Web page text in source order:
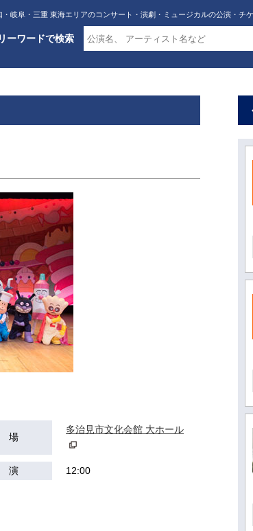
・岐阜・三重 東海エリアのコンサート・演劇・ミュージカルの公演・チ
ーワードで検索
場
多治見市文化会館 大ホール
演 12:00